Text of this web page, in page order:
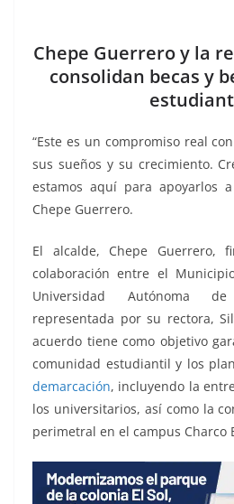
e
b
o
k
er l s
A
p
p
y
Li
n
k
Chepe Guerrero y la
consolidan becas y
“Este es un compromiso real
sus sueños y su crecimiento.
estamos aquí para apoyarlos
Chepe Guerrero.
El alcalde, Chepe Guerrero,
colaboración entre el
Universidad Autónoma
representada por su rectora,
acuerdo tiene como objetivo
comunidad estudiantil y los
demarcación, incluyendo la
los universitarios, así como la
perimetral en el campus Charco